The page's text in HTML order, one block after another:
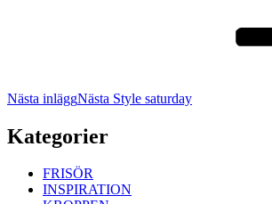
Nästa inläggNästa Style saturday
Kategorier
FRISÖR
INSPIRATION